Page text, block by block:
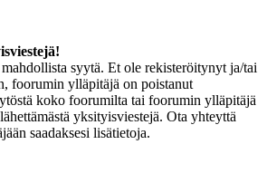
syytä. Et ole rekisteröitynyt ja/tai
foorumin ylläpitäjä on poistanut
koko foorumilta tai foorumin ylläpitäjä
yksityisviestejä. Ota yhteyttä
saadaksesi lisätietoja.